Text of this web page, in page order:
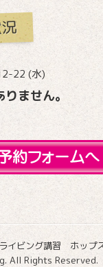
22 (水)
ません。
イビング講習 ホップ
g. All Rights Reserved.